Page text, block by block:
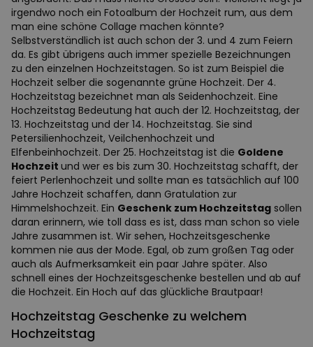
irgendwo noch ein Fotoalbum der Hochzeit rum, aus dem
man eine schöne Collage machen könnte?
Selbstverständlich ist auch schon der 3. und 4 zum Feiern
da. Es gibt übrigens auch immer spezielle Bezeichnungen
zu den einzelnen Hochzeitstagen. So ist zum Beispiel die
Hochzeit selber die sogenannte grüne Hochzeit. Der 4.
Hochzeitstag bezeichnet man als Seidenhochzeit. Eine
Hochzeitstag Bedeutung hat auch der 12. Hochzeitstag, der
13. Hochzeitstag und der 14. Hochzeitstag. Sie sind
Petersilienhochzeit, Veilchenhochzeit und
Elfenbeinhochzeit. Der 25. Hochzeitstag ist die Goldene
Hochzeit und wer es bis zum 30. Hochzeitstag schafft, der
feiert Perlenhochzeit und sollte man es tatsächlich auf 100
Jahre Hochzeit schaffen, dann Gratulation zur
Himmelshochzeit. Ein Geschenk zum Hochzeitstag sollen
daran erinnern, wie toll dass es ist, dass man schon so viele
Jahre zusammen ist. Wir sehen, Hochzeitsgeschenke
kommen nie aus der Mode. Egal, ob zum großen Tag oder
auch als Aufmerksamkeit ein paar Jahre später. Also
schnell eines der Hochzeitsgeschenke bestellen und ab auf
die Hochzeit. Ein Hoch auf das glückliche Brautpaar!
Hochzeitstag Geschenke zu welchem
Hochzeitstag